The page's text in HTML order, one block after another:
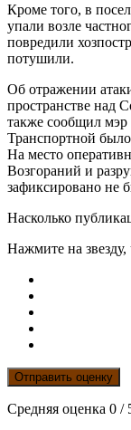
Кроме того, в
упали возле
повредили
потушили.
Об отражении
пространстве над
также сообщил
Транспортной
На место
Возгораний и
зафиксировано не
Насколько
Нажмите на
Отправить оценку
Средняя оценка 0 /